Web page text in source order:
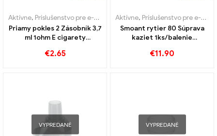
Aktívne, Príslušenstvo pre e-cigarety ,Výparník
Priamy pokles 2 Zásobník 3,7
ml 1ohm E cigarety
€2.65
Aktívne, Príslušenstvo pre e-cigarety
Smoant rytier 80 Súprava
kaziet 1ks/balenie
elektronickými cigaretami
€11.90
VYPREDANÉ VYPREDANÉ